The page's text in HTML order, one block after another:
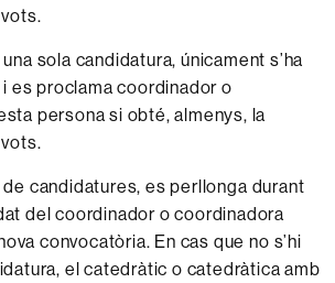
una sola candidatura, únicament s’ha
i esproclama coordinador o
persona si obté,almenys, la
de candidatures, esperllonga durant
delcoordinador ocoordinadora
convocatòria. En cas que no s’hi
elcatedràtic o catedràtica amb